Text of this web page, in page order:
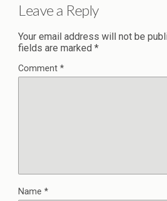
Leave a Reply
Your email address will not be
fields are marked *
Comment *
Name *